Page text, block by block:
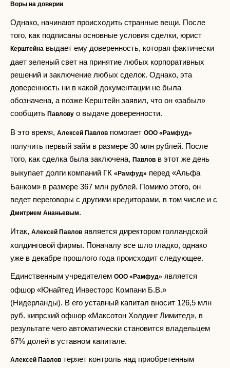
Воры на доверии
Однако, начинают происходить странные вещи. После
того, как подписаны основные условия сделки, юрист
Керштейна выдает ему доверенность, которая фактически
дает зеленый свет на принятие любых корпоративных
решений и заключение любых сделок. Однако, эта
доверенность ни в какой документации не была
обозначена, а позже Керштейн заявил, что он «забыл»
сообщить Павлову о выдаче доверенности.
В это время, Алексей Павлов помогает ООО «Рамфуд»
получить первый займ в размере 30 млн рублей. После
того, как сделка была заключена, Павлов в этот же день
выкупает долги компаний ГК «Рамфуд» перед «Альфа
Банком» в размере 367 млн рублей. Помимо этого, он
ведет переговоры с другими кредиторами, в том числе и с
Дмитрием Ананьевым.
Итак, Алексей Павлов является директором голландской
холдинговой фирмы. Поначалу все шло гладко, однако
уже в декабре прошлого года происходит следующее.
Единственным учредителем ООО «Рамфуд» является
офшор «Юнайтед Инвесторс Компани Б.В.»
(Нидерланды). В его уставный капитал вносит 126,5 млн
руб. кипрский офшор «Максотон Холдинг Лимитед», в
результате чего автоматически становится владельцем
67% долей в уставном капитале.
Алексей Павлов теряет контроль над приобретенным